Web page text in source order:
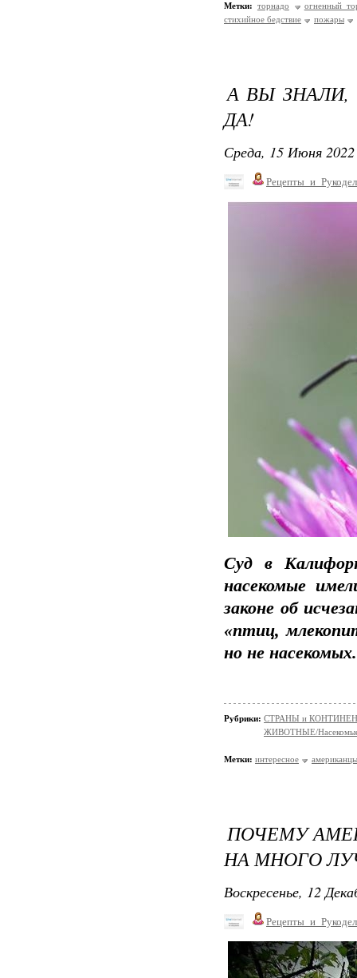
Метки: торнадо
огненный
стихийное бедствие
пожары
А ВЫ
ДА!
Среда, 15 Июня
Суд в
насекомые
законе об
«птиц,
но не насекомых.
Рубрики: СТРАНЫ и
ЖИВОТНЫЕ/
Метки: интересное американцы
ПОЧЕМУ
НА МНОГО
Воскресенье, 12